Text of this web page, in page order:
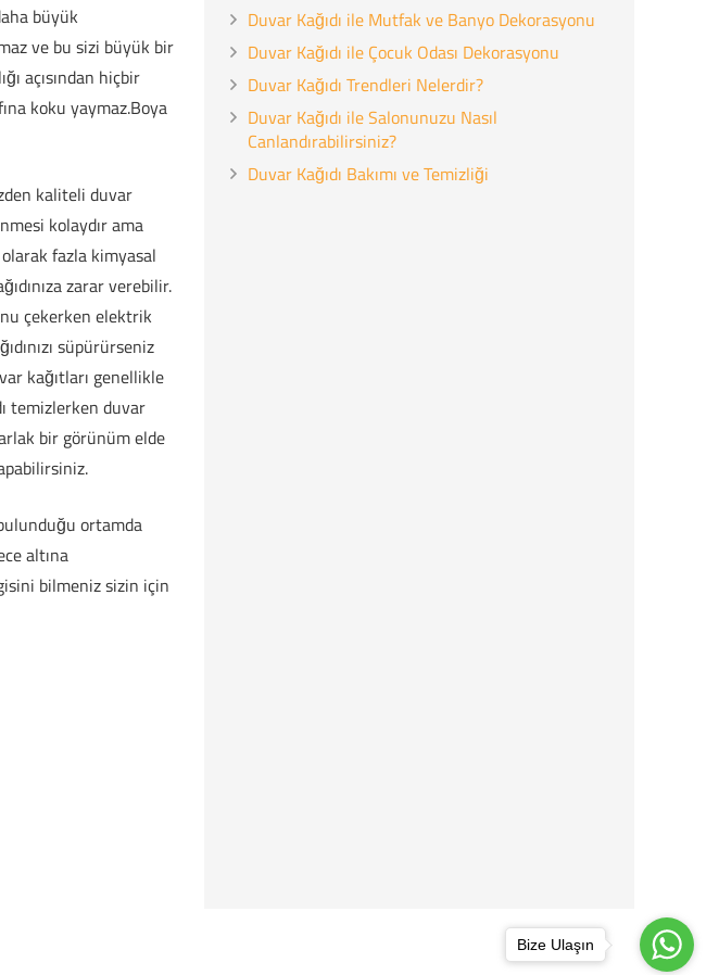
büyük
ve bu sizi büyük bir
açısından hiçbir
koku yaymaz.Boya
kaliteli duvar
kolaydır ama
fazla kimyasal
zarar verebilir.
çekerken elektrik
süpürürseniz
kağıtları genellikle
temizlerken duvar
bir görünüm elde
ortamda
altına
bilmeniz sizin için
Duvar Kağıdı ile Mutfak ve Banyo Dekorasyonu
Duvar Kağıdı ile Çocuk Odası Dekorasyonu
Duvar Kağıdı Trendleri Nelerdir?
Duvar Kağıdı ile Salonunuzu Nasıl
Canlandırabilirsiniz?
Duvar Kağıdı Bakımı ve Temizliği
Bize Ulaşın